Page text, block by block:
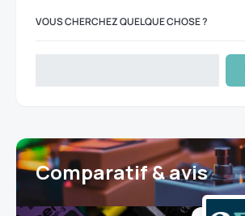
VOUS CHERCHEZ QUELQUE CHOSE ?
Comparatif & avis